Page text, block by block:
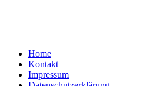
Home
Kontakt
Impressum